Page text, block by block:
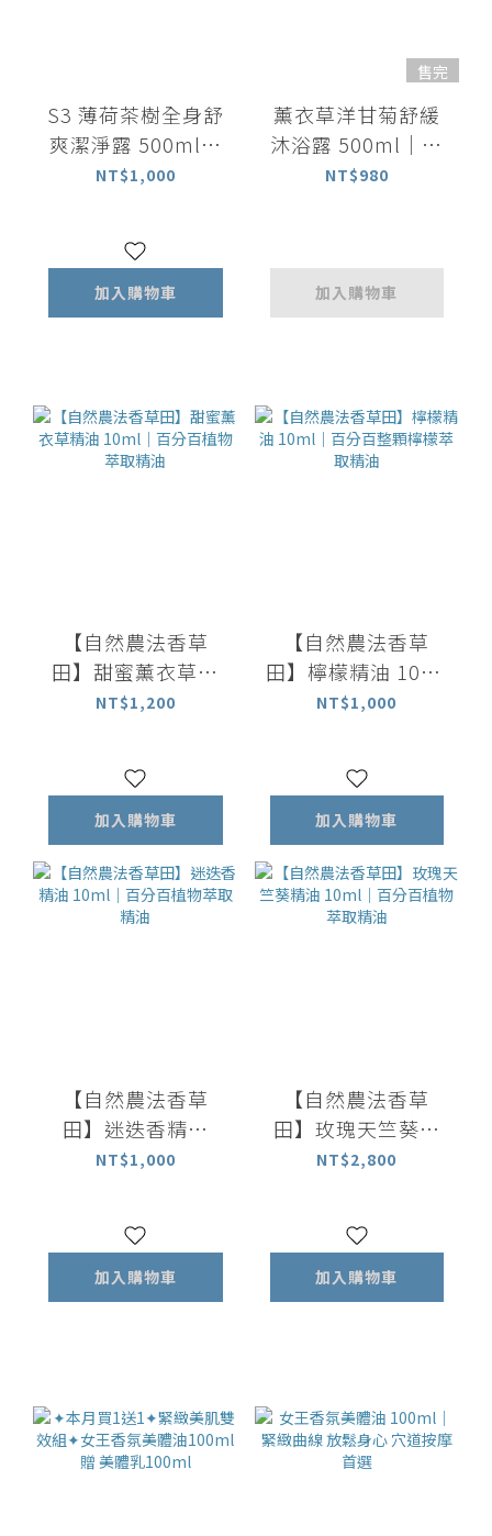
S3 薄荷茶樹全身舒
爽潔淨露 500ml｜
洗髮沐浴 All in one
NT$1,000
加入購物車
售完
薰衣草洋甘菊舒緩
沐浴露 500ml｜放
鬆舒緩
NT$980
加入購物車
【自然農法香草
田】甜蜜薰衣草精
油 10ml｜百分百植
NT$1,200
加入購物車
【自然農法香草
田】檸檬精油 10ml
｜百分百整顆檸檬
NT$1,000
加入購物車
【自然農法香草
田】迷迭香精油
10ml｜百分百植物
NT$1,000
加入購物車
【自然農法香草
田】玫瑰天竺葵精
油 10ml｜百分百植
NT$2,800
加入購物車